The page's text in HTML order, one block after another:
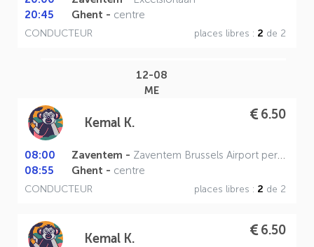
20:45
Ghent - centre
CONDUCTEUR places libres : 2 de 2
12-08
ME
Kemal K.
6.50
08:00 Zaventem - Zaventem Brussels Airport perron A
08:55
Ghent - centre
CONDUCTEUR places libres : 2 de 2
Kemal K.
6.50